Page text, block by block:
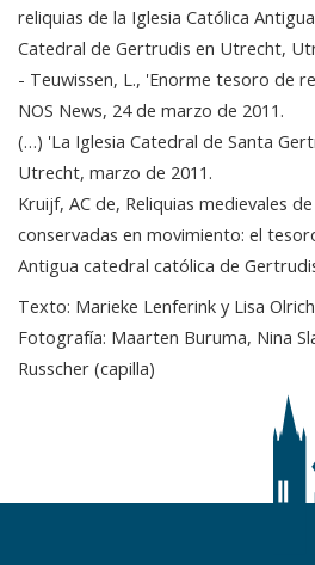
reliquias de la Iglesia Católica Antigua
Catedral de Gertrudis en Utrecht,
- Teuwissen, L., 'Enorme tesoro de
NOS News, 24 de marzo de 2011.
(…) 'La Iglesia Catedral de Santa
Utrecht, marzo de 2011.
Kruijf, AC de, Reliquias medievales
conservadas en movimiento: el
Antigua catedral católica de
Texto: Marieke Lenferink y Lisa
Fotografía: Maarten Buruma, Nina
Russcher (capilla)